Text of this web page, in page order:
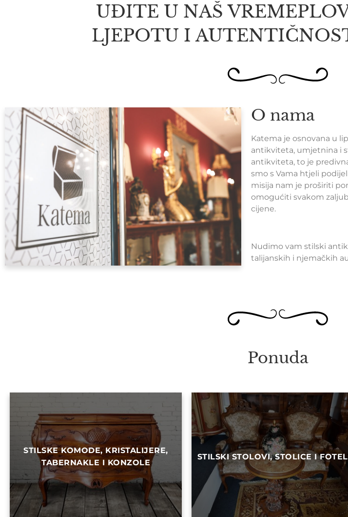
UĐITE U NAŠ
LJEPOTU I
O nama
Katema je osnovana u
antikviteta, umjetnina i
antikviteta, to je
smo s Vama htjeli
misija nam je proširiti
omogućiti svakom
cijene.
Nudimo vam stilski
talijanskih i njemačkih
Ponuda
STILSKE KOMODE, KRISTALIJERE,
TABERNAKLE I KONZOLE
STILSKI STOLOVI, STOLICE I